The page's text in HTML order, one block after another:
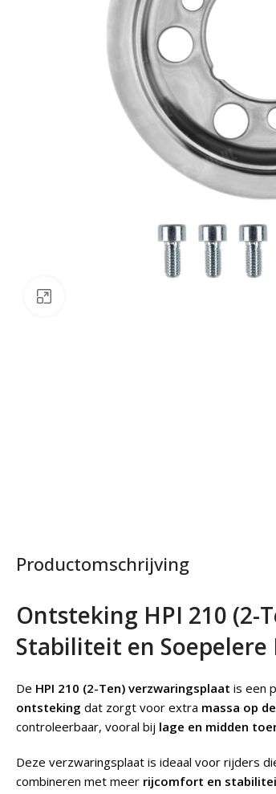
Productomschrijving
Ontsteking HPI 210 (2-
Stabiliteit en
De HPI 210 (2-Ten) verzwaringsplaat is een
ontsteking dat zorgt voor extra massa op
controleerbaar, vooral bij lage en midden
Deze verzwaringsplaat is ideaal voor rijders
combineren met meer rijcomfort en